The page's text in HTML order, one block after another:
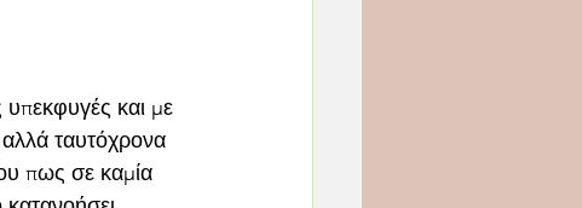
και με
ταυτόχρονα
πως σε καμία